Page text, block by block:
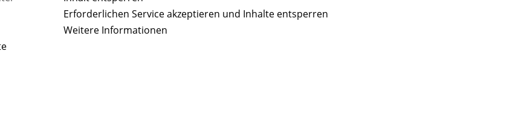
Erforderlichen Service akzeptieren und Inhalte entsperren
Weitere Informationen